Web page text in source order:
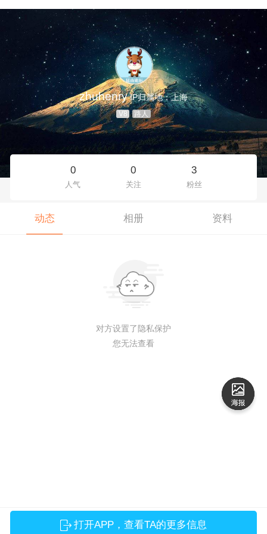
zhuhenry IP归属地：上海
V8 路人
0
人气
0
关注
3
粉丝
动态 相册 资料
对方设置了隐私保护
您无法查看
打开APP，查看TA的更多信息